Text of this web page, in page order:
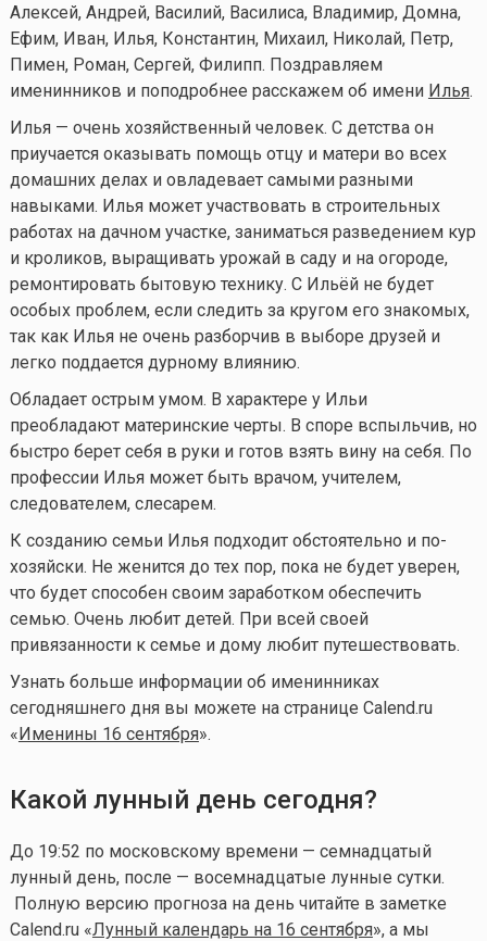
Алексей, Андрей, Василий, Василиса, Владимир, Домна,
Ефим, Иван, Илья, Константин, Михаил, Николай, Петр,
Пимен, Роман, Сергей, Филипп. Поздравляем
именинников и поподробнее расскажем об имени Илья.
Илья — очень хозяйственный человек. С детства он
приучается оказывать помощь отцу и матери во всех
домашних делах и овладевает самыми разными
навыками. Илья может участвовать в строительных
работах на дачном участке, заниматься разведением кур
и кроликов, выращивать урожай в саду и на огороде,
ремонтировать бытовую технику. С Ильёй не будет
особых проблем, если следить за кругом его знакомых,
так как Илья не очень разборчив в выборе друзей и
легко поддается дурному влиянию.
Обладает острым умом. В характере у Ильи
преобладают материнские черты. В споре вспыльчив, но
быстро берет себя в руки и готов взять вину на себя. По
профессии Илья может быть врачом, учителем,
следователем, слесарем.
К созданию семьи Илья подходит обстоятельно и по-
хозяйски. Не женится до тех пор, пока не будет уверен,
что будет способен своим заработком обеспечить
семью. Очень любит детей. При всей своей
привязанности к семье и дому любит путешествовать.
Узнать больше информации об именинниках
сегодняшнего дня вы можете на странице Calend.ru
«Именины 16 сентября».
Какой лунный день сегодня?
До 19:52 по московскому времени — семнадцатый
лунный день, после — восемнадцатые лунные сутки.
Полную версию прогноза на день читайте в заметке
Calend.ru «Лунный календарь на 16 сентября», а мы